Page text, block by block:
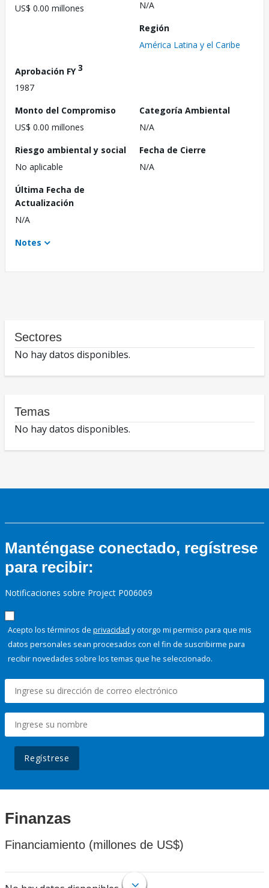
US$ 0.00 millones
N/A
Región
América Latina y el Caribe
Aprobación FY3
1987
Monto del Compromiso
US$ 0.00 millones
Categoría Ambiental
N/A
Riesgo ambiental y social
No aplicable
Fecha de Cierre
N/A
Última Fecha de
Actualización
N/A
Notes
Sectores
No hay datos disponibles.
Temas
No hay datos disponibles.
Manténgase conectado, regístrese
para recibir:
Notificaciones sobre Project P006069
Acepto los términos de privacidad y otorgo mi permiso para que mis
datos personales sean procesados con el fin de suscribirme para
recibir novedades sobre los temas que he seleccionado.
Regístrese
Finanzas
Financiamiento (millones de US$)